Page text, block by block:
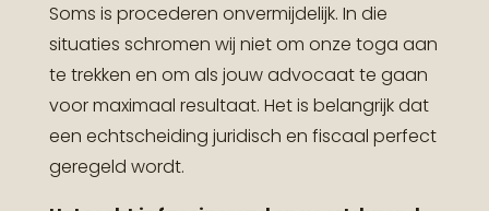
Soms is procederen onvermijdelijk. In die
situaties schromen wij niet om onze toga aan
te trekken en om als jouw advocaat te gaan
voor maximaal resultaat. Het is belangrijk dat
een echtscheiding juridisch en fiscaal perfect
geregeld wordt.